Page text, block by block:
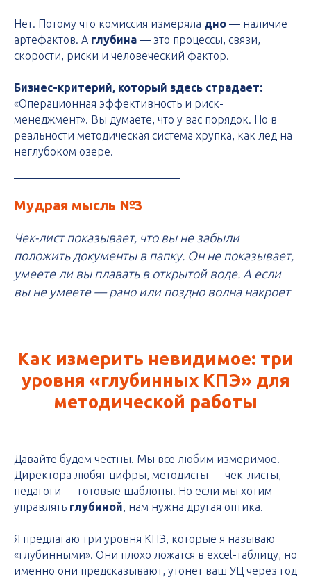
Нет. Потому что комиссия измеряла дно — наличие
артефактов. А глубина — это процессы, связи,
скорости, риски и человеческий фактор.
Бизнес-критерий, который здесь страдает:
«Операционная эффективность и риск-
менеджмент». Вы думаете, что у вас порядок. Но в
реальности методическая система хрупка, как лед на
неглубоком озере.
Мудрая мысль №3
Чек-лист показывает, что вы не забыли
положить документы в папку. Он не показывает,
умеете ли вы плавать в открытой воде. А если
вы не умеете — рано или поздно волна накроет
Как измерить невидимое: три
уровня «глубинных КПЭ» для
методической работы
Давайте будем честны. Мы все любим измеримое.
Директора любят цифры, методисты — чек-листы,
педагоги — готовые шаблоны. Но если мы хотим
управлять глубиной, нам нужна другая оптика.
Я предлагаю три уровня КПЭ, которые я называю
«глубинными». Они плохо ложатся в excel-таблицу, но
именно они предсказывают, утонет ваш УЦ через год